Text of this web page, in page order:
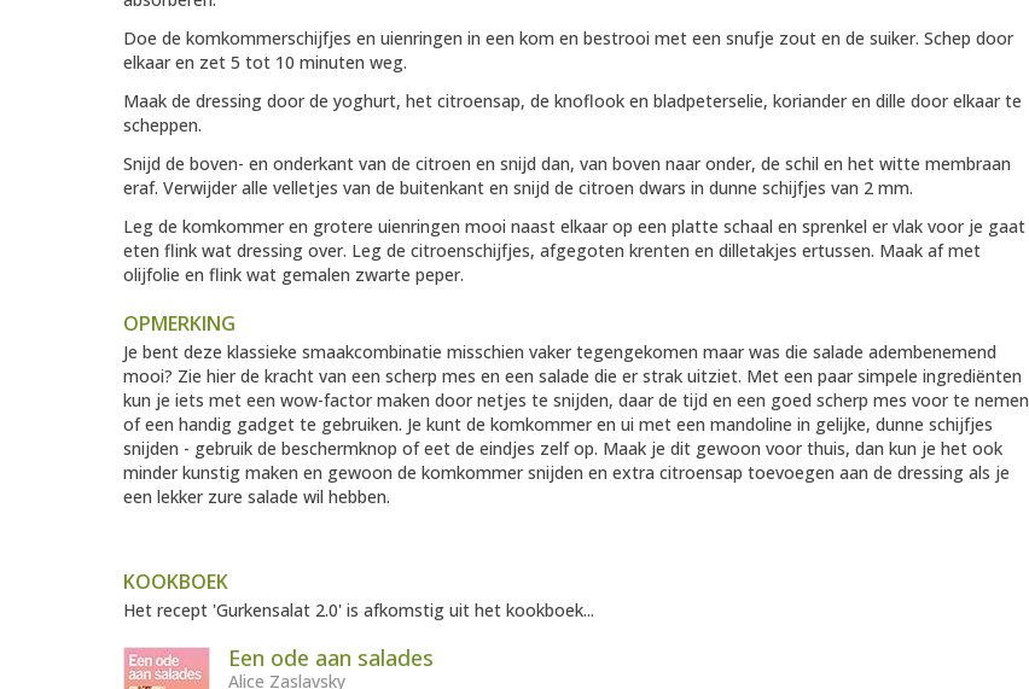
Doe de komkommerschijfjes en uienringen in een kom en bestrooi met een snufje zout en de suiker. Schep door
elkaar en zet 5 tot 10 minuten weg.
Maak de dressing door de yoghurt, het citroensap, de knoflook en bladpeterselie, koriander en dille door elkaar te
scheppen.
Snijd de boven- en onderkant van de citroen en snijd dan, van boven naar onder, de schil en het witte membraan
eraf. Verwijder alle velletjes van de buitenkant en snijd de citroen dwars in dunne schijfjes van 2 mm.
Leg de komkommer en grotere uienringen mooi naast elkaar op een platte schaal en sprenkel er vlak voor je gaat
eten flink wat dressing over. Leg de citroenschijfjes, afgegoten krenten en dilletakjes ertussen. Maak af met
olijfolie en flink wat gemalen zwarte peper.
OPMERKING
Je bent deze klassieke smaakcombinatie misschien vaker tegengekomen maar was die salade adembenemend
mooi? Zie hier de kracht van een scherp mes en een salade die er strak uitziet. Met een paar simpele ingrediënten
kun je iets met een wow-factor maken door netjes te snijden, daar de tijd en een goed scherp mes voor te nemen
of een handig gadget te gebruiken. Je kunt de komkommer en ui met een mandoline in gelijke, dunne schijfjes
snijden - gebruik de beschermknop of eet de eindjes zelf op. Maak je dit gewoon voor thuis, dan kun je het ook
minder kunstig maken en gewoon de komkommer snijden en extra citroensap toevoegen aan de dressing als je
een lekker zure salade wil hebben.
KOOKBOEK
Het recept 'Gurkensalat 2.0' is afkomstig uit het kookboek...
Een ode aan salades
Alice Zaslavsky